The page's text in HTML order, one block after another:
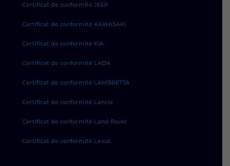
Certificat de conformité JEEP
Certificat de conformité KAWASAKI
Certificat de conformité KIA
Certificat de conformité LADA
Certificat de conformité LAMBRETTA
Certificat de conformité Lancia
Certificat de conformité Land Rover
Certificat de conformité Lexus